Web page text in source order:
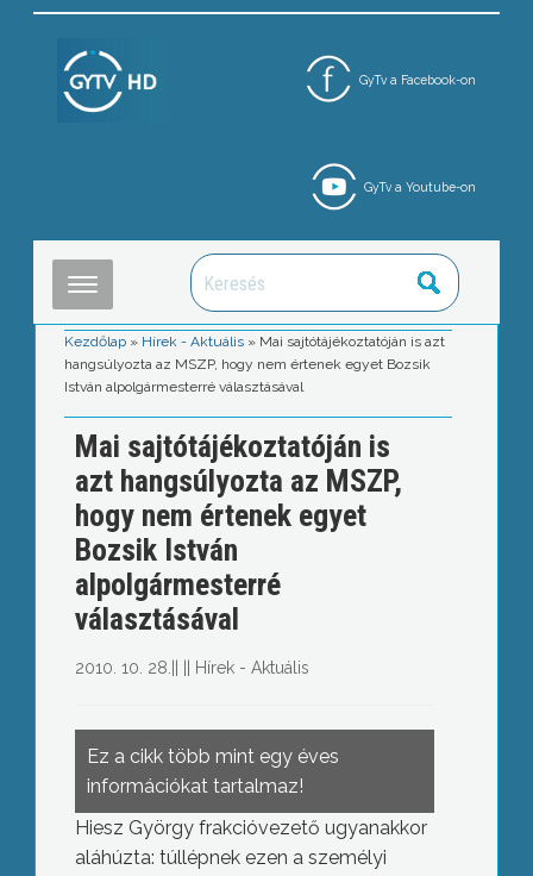
GyTv a Facebook-on
GyTv a Youtube-on
Kezdőlap » Hírek - Aktuális » Mai sajtótájékoztatóján is azt
hangsúlyozta az MSZP, hogy nem értenek egyet Bozsik
István alpolgármesterré választásával
Mai sajtótájékoztatóján is
azt hangsúlyozta az MSZP,
hogy nem értenek egyet
Bozsik István
alpolgármesterré
választásával
2010. 10. 28. Hírek - Aktuális
Ez a cikk több mint egy éves
információkat tartalmaz!
Hiesz György frakcióvezető ugyanakkor
aláhúzta: túllépnek ezen a személyi